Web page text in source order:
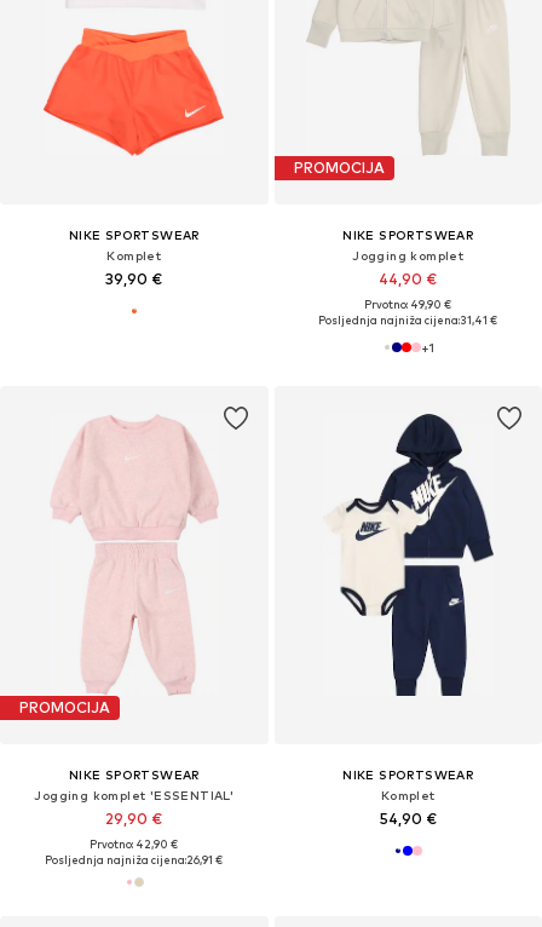
NIKE SPORTSWEAR
Komplet
39,90 €
PROMOCIJA
NIKE SPORTSWEAR
Jogging komplet
44,90 €
Prvotno: 49,90 €
Posljednja najniža cijena:31,41 €
+1
PROMOCIJA
NIKE SPORTSWEAR
Jogging komplet 'ESSENTIAL'
29,90 €
Prvotno: 42,90 €
Posljednja najniža cijena:26,91 €
NIKE SPORTSWEAR
Komplet
54,90 €